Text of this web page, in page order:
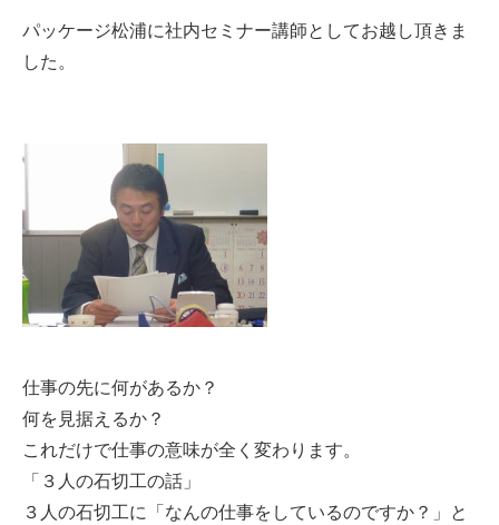
パッケージ松浦に社内セミナー講師としてお越し頂きま
した。
仕事の先に何があるか？
何を見据えるか？
これだけで仕事の意味が全く変わります。
「３人の石切工の話」
３人の石切工に「なんの仕事をしているのですか？」と